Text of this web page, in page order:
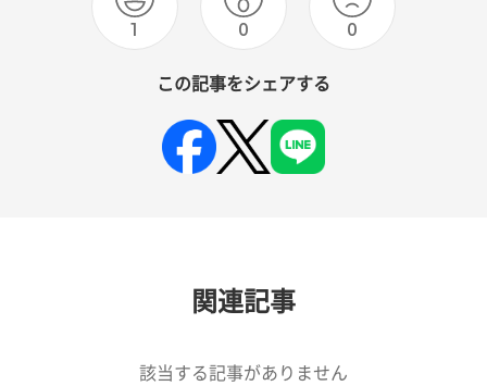
1 0 0
この記事をシェアする
関連記事
該当する記事がありません